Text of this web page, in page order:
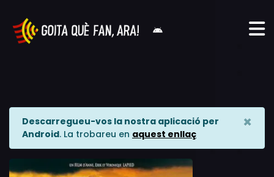
Descarregueu-vos la nostra aplicació per
Android. La trobareu en aquest enllaç
×